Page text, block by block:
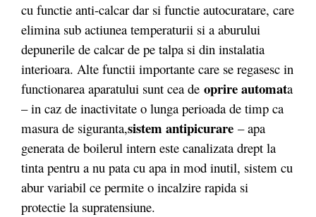
cu functie anti-calcar dar si functie autocuratare, care
elimina sub actiunea temperaturii si a aburului
depunerile de calcar de pe talpa si din instalatia
interioara. Alte functii importante care se regasesc in
functionarea aparatului sunt cea de oprire automata
– in caz de inactivitate o lunga perioada de timp ca
masura de siguranta,sistem antipicurare – apa
generata de boilerul intern este canalizata drept la
tinta pentru a nu pata cu apa in mod inutil, sistem cu
abur variabil ce permite o incalzire rapida si
protectie la supratensiune.